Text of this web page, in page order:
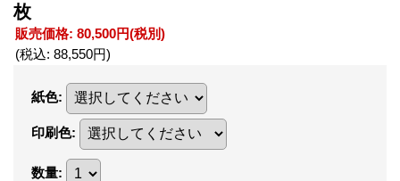
枚
販売価格: 80,500円(税別)
(税込: 88,550円)
紙色:
印刷色:
数量: